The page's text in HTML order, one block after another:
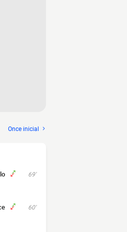
Once inicial
69'
60'